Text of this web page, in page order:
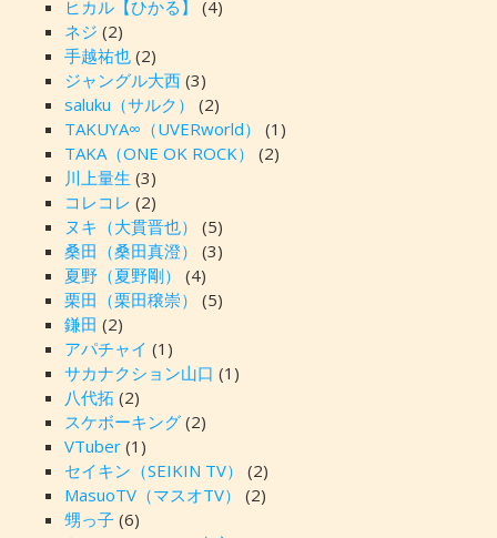
ヒカル【ひかる】
(4)
ネジ (2)
手越祐也(2)
ジャングル大西(3)
saluku（サルク）
(2)
TAKUYA∞（UVERworld）
(1)
TAKA（ONE OK ROCK）
(2)
川上量生 (3)
コレコレ (2)
ヌキ（大貫晋也）
(5)
桑田（桑田真澄）
(3)
夏野（夏野剛）
(4)
栗田（栗田穣崇）
(5)
鎌田 (2)
アパチャイ (1)
サカナクション山口 (1)
八代拓 (2)
スケボーキング(2)
VTuber(1)
セイキン（SEIKIN TV）
(2)
MasuoTV（マスオTV）
(2)
甥っ子(6)